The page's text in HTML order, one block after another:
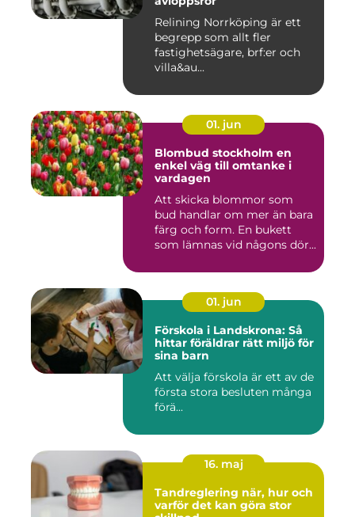
Relining Norrköping är ett
begrepp som allt fler
fastighetsägare, brf:er och
villa&au...
01. jun
Blombud stockholm en
enkel väg till omtanke i
vardagen
Att skicka blommor som
bud handlar om mer än bara
färg och form. En bukett
som lämnas vid någons dör...
01. jun
Förskola i Landskrona: Så
hittar föräldrar rätt miljö för
sina barn
Att välja förskola är ett av de
första stora besluten många
förä...
16. maj
Tandreglering när, hur och
varför det kan göra stor